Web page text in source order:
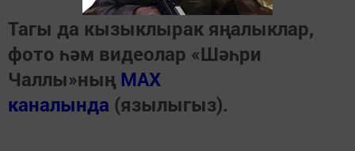
Тагы да кызыклырак яңалыклар,
фото һәм видеолар «Шәһри
Чаллы»ның MAX
каналында (язылыгыз).